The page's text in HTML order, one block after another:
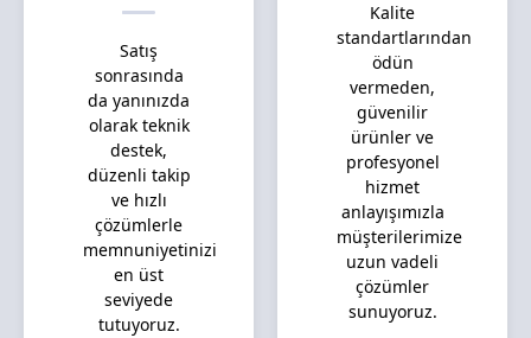
Satış
sonrasında
da yanınızda
olarak teknik
destek,
düzenli takip
ve hızlı
çözümlerle
memnuniyetinizi
en üst
seviyede
tutuyoruz.
Kalite
standartlarından
ödün
vermeden,
güvenilir
ürünler ve
profesyonel
hizmet
anlayışımızla
müşterilerimize
uzun vadeli
çözümler
sunuyoruz.